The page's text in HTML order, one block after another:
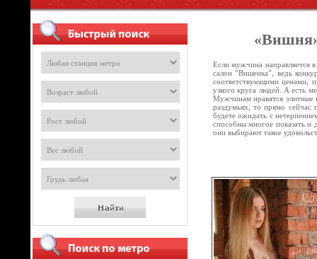
Если мужчина направляется
салон ”Вишенка”, ведь
соответствующими ценами,
узкого круга людей. А есть
Мужчинам нравятся элитные
раздумьях, то прямо сейчас
будете ожидать с
способны многое показать и
они выбирают такое